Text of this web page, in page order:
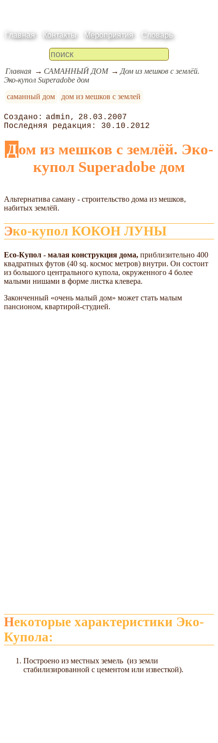
Главная Контакты Мероприятия Словарь
Главная САМАННЫЙ ДОМ
Дом из мешков с землёй.
Эко-купол Superadobe дом
саманный дом
дом из мешков с землей
admin
28.03.2007
30.10.2012
Дом из мешков с землёй. Эко-
купол Superadobe дом
Альтернатива саману - строительство дома из мешков,
набитых землёй.
Эко-купол КОКОН ЛУНЫ
Eco-Купол - малая конструкция дома, приблизительно 400
квадратных футов (40 sq. космос метров) внутри. Он состоит
из большого центрального купола, окруженного 4 более
малыми нишами в форме листка клевера.
Законченный «очень малый дом» может стать малым
пансионом, квартирой-студией.
Некоторые характеристики Эко-
Купола:
Построено из местных земель (из земли
стабилизированной с цементом или известкой).